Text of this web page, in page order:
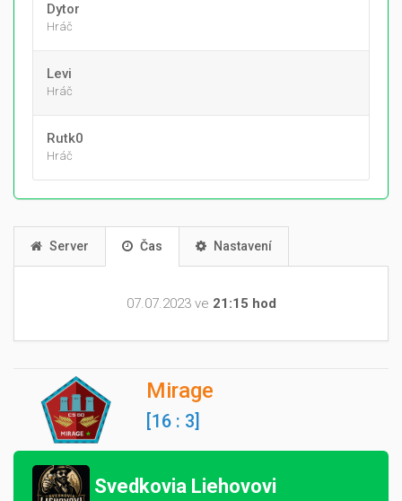
Dytor
Hráč
Levi
Hráč
Rutk0
Hráč
Server Čas Nastavení
07.07.2023 ve 21:15 hod
Mirage
[16 : 3]
Svedkovia Liehovovi